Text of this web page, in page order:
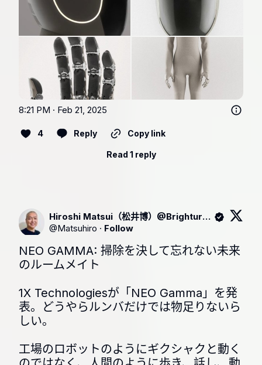
8:21 PM · Feb 21, 2025
4 Reply Copy link
Read 1 reply
Hiroshi Matsui（松井博）@Brighture CEO
@Matsuhiro · Follow
NEO GAMMA: 掃除を決して忘れない未来
のルームメイト
1X Technologiesが「NEO Gamma」を発
表。どうやらルンバだけでは物足りないら
しい。
工場のロボットのようにギクシャクと動く